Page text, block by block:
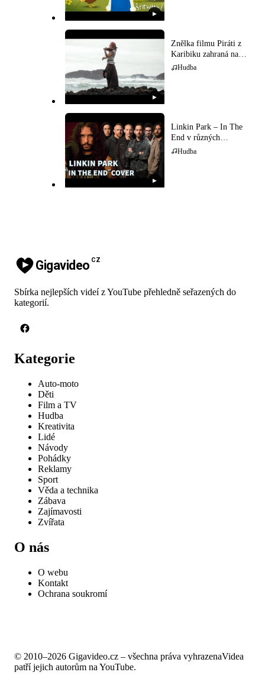
▶
▶
Znělka filmu Piráti z
Karibiku zahraná na
houslech
Hudba
▶
Linkin Park – In The
End v různých
hudebních stylech
Hudba
Gigavideo CZ
Sbírka nejlepších videí z YouTube přehledně seřazených do
kategorií.
Kategorie
Auto-moto
Děti
Film a TV
Hudba
Kreativita
Lidé
Návody
Pohádky
Reklamy
Sport
Věda a technika
Zábava
Zajímavosti
Zvířata
O nás
O webu
Kontakt
Ochrana soukromí
© 2010–2026 Gigavideo.cz – všechna práva vyhrazenaVidea
patří jejich autorům na YouTube.